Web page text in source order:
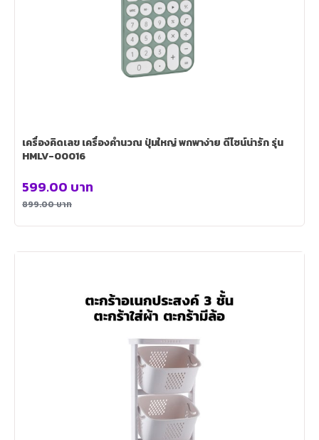
เครื่องคิดเลข เครื่องคำนวณ ปุ่มใหญ่ พกพาง่าย ดีไซน์น่ารัก รุ่น
HMLV-00016
899.00บาท
599.00 บาท